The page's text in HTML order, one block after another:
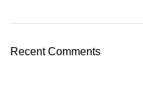
Recent Comments